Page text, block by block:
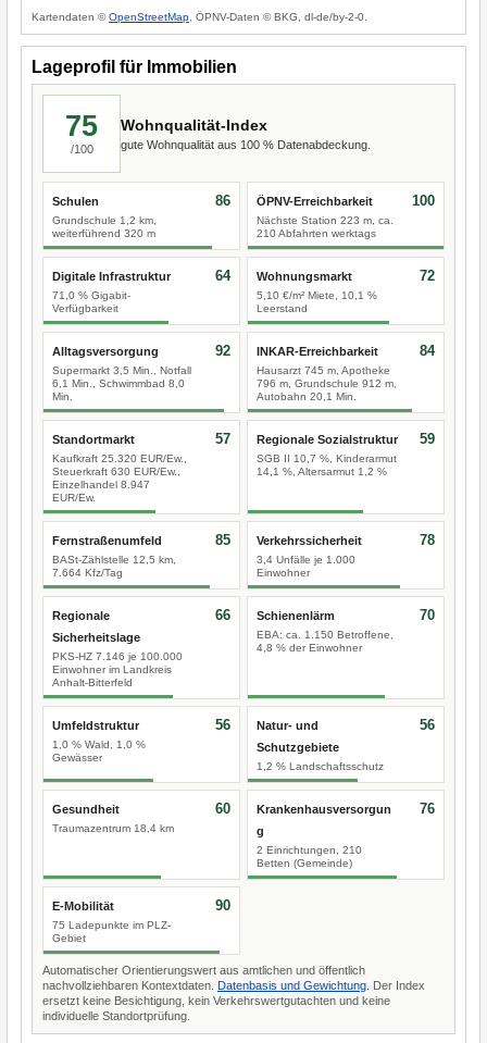
Kartendaten ©OpenStreetMap , ÖPNV-Daten © BKG, dl-de/by-2-0.
Lageprofil für Immobilien
75
/100
Wohnqualität-Index
gute Wohnqualität aus 100 % Datenabdeckung.
Schulen
Grundschule 1,2 km,
weiterführend 320 m
86 ÖPNV-Erreichbarkeit
Nächste Station 223 m, ca.
210 Abfahrten werktags
100
Digitale Infrastruktur
71,0 % Gigabit-
Verfügbarkeit
64 Wohnungsmarkt
5,10 €/m² Miete, 10,1 %
Leerstand
72
Alltagsversorgung
Supermarkt 3,5 Min., Notfall
6,1 Min., Schwimmbad 8,0
Min.
92 INKAR-Erreichbarkeit
Hausarzt 745 m, Apotheke
796 m, Grundschule 912 m,
Autobahn 20,1 Min.
84
Standortmarkt
Kaufkraft 25.320 EUR/Ew.,
Steuerkraft 630 EUR/Ew.,
Einzelhandel 8.947
EUR/Ew.
57 Regionale Sozialstruktur
SGB II 10,7 %, Kinderarmut
14,1 %, Altersarmut 1,2 %
59
Fernstraßenumfeld
BASt-Zählstelle 12,5 km,
7.664 Kfz/Tag
85 Verkehrssicherheit
3,4 Unfälle je 1.000
Einwohner
78
Regionale
Sicherheitslage
PKS-HZ 7.146 je 100.000
Einwohner im Landkreis
Anhalt-Bitterfeld
66 Schienenlärm
EBA: ca. 1.150 Betroffene,
4,8 % der Einwohner
70
Umfeldstruktur
1,0 % Wald, 1,0 %
Gewässer
56
Natur- und
Schutzgebiete
1,2 % Landschaftsschutz
56
Gesundheit
Traumazentrum 18,4 km
60
Krankenhausversorgun
g
2 Einrichtungen, 210
Betten (Gemeinde)
76
E-Mobilität
75 Ladepunkte im PLZ-
Gebiet
90
Automatischer Orientierungswert aus amtlichen und öffentlich
nachvollziehbaren Kontextdaten. Datenbasis und Gewichtung . Der Index
ersetzt keine Besichtigung, kein Verkehrswertgutachten und keine
individuelle Standortprüfung.